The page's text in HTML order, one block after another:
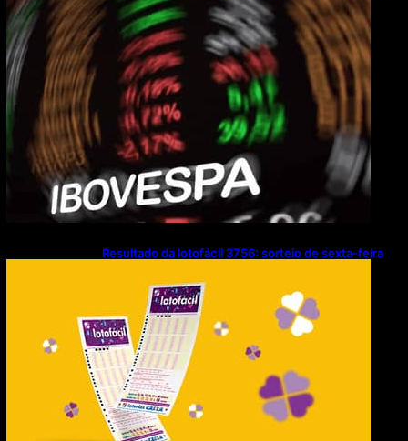
Resultado da lotofácil 3756: sorteio de sexta-feira